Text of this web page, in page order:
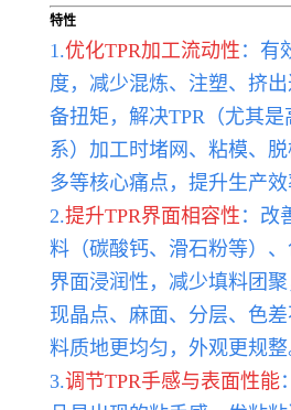
特性
1.优化TPR加工流动性 ：有
度，减少混炼、注塑、挤
备扭矩，解决TPR（尤其
系）加工时堵网、粘模、
多等核心痛点，提升生产效
2.提升TPR界面相容性 ：改
料（碳酸钙、滑石粉等）
界面浸润性，减少填料团
现晶点、麻面、分层、色
料质地更均匀，外观更规整
3.调节TPR手感与表面性能